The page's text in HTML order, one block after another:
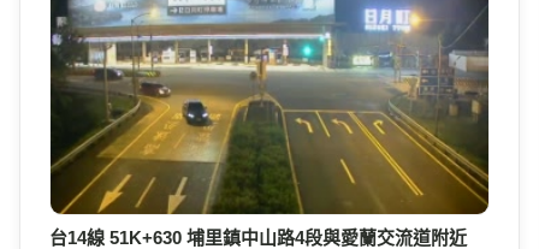
台14線 51K+630 埔里鎮中山路4段與愛蘭交流道附近